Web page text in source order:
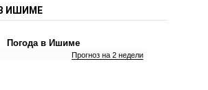
ИШИМЕ
Погода в Ишиме
Прогноз на 2 недели